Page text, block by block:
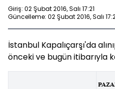
Giriş: 02 Şubat 2016, Salı 17:21
Güncelleme: 02 Şubat 2016, Salı
İstanbul Kapalıçarşı'da
önceki ve bugün itibarıyla